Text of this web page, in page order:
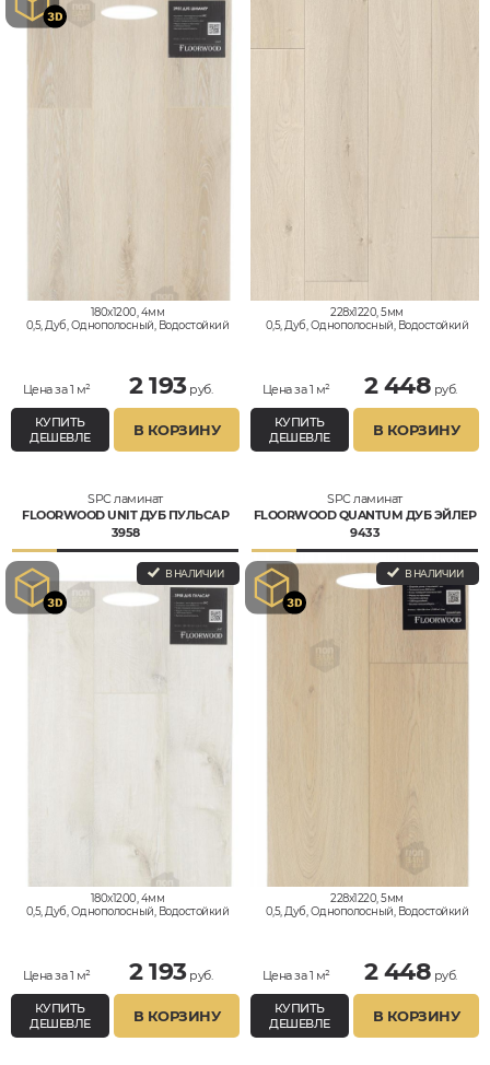
180x1200, 4мм
0,5, Дуб, Однополосный, Водостойкий
Цена за 1 м² 2 193руб.
КУПИТЬ
ДЕШЕВЛЕ
В КОРЗИНУ
228x1220, 5мм
0,5, Дуб, Однополосный, Водостойкий
Цена за 1 м² 2 448 руб.
КУПИТЬ
ДЕШЕВЛЕ
В КОРЗИНУ
SPC ламинат
FLOORWOOD UNIT ДУБ ПУЛЬСАР
3958
В НАЛИЧИИ
180x1200, 4мм
0,5, Дуб, Однополосный, Водостойкий
Цена за 1 м² 2 193руб.
КУПИТЬ
ДЕШЕВЛЕ
В КОРЗИНУ
SPC ламинат
FLOORWOOD QUANTUM ДУБ ЭЙЛЕР
9433
В НАЛИЧИИ
228x1220, 5мм
0,5, Дуб, Однополосный, Водостойкий
Цена за 1 м² 2 448 руб.
КУПИТЬ
ДЕШЕВЛЕ
В КОРЗИНУ